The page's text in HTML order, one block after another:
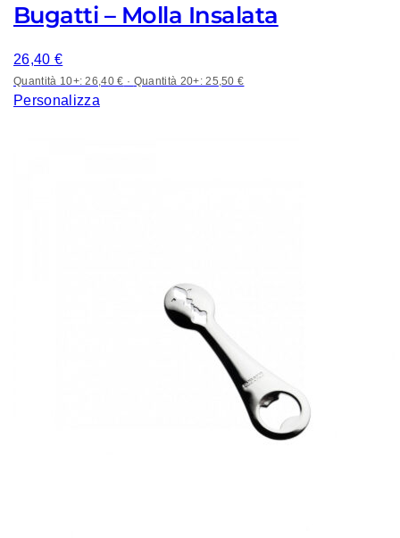
Bugatti – Molla Insalata
26,40 €
Quantità 10+: 26,40 € · Quantità 20+: 25,50 €
Personalizza